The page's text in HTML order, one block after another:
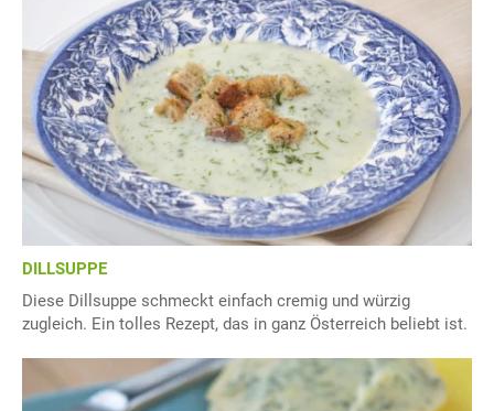
DILLSUPPE
Diese Dillsuppe schmeckt einfach cremig und würzig
zugleich. Ein tolles Rezept, das in ganz Österreich beliebt ist.